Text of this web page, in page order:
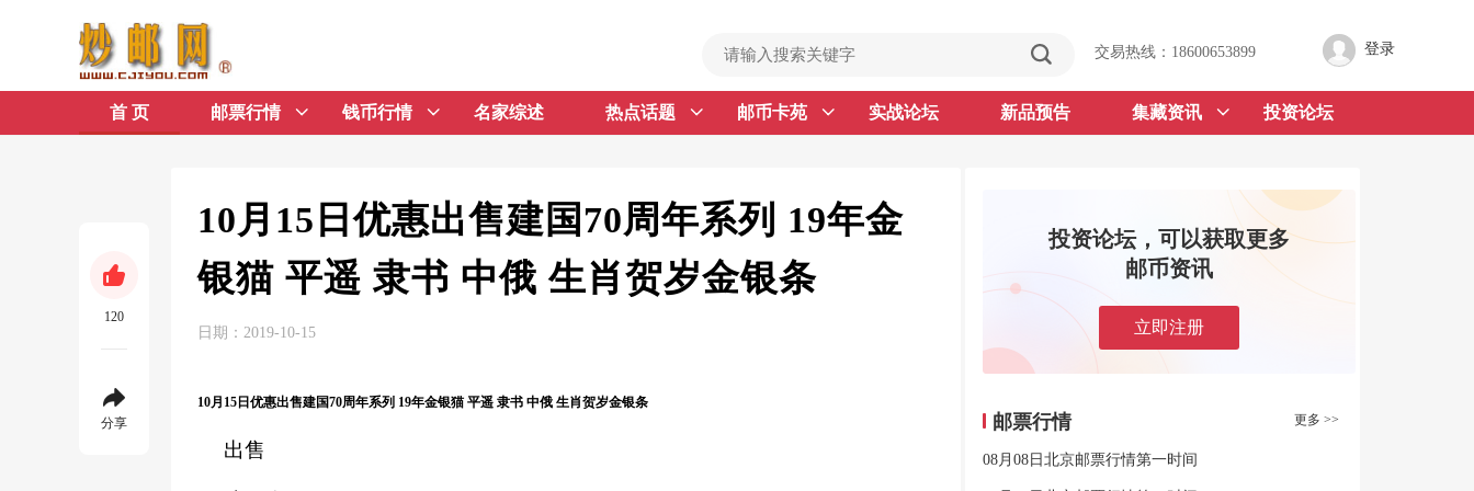
登录
交易热线：18600653899
首 页
钱币行情
热点话题
首 页 邮票行情 钱币行情 名家综述 热点话题 邮币卡苑 实战论坛 新品预告 集藏资讯 投资论坛
120
分享
10月15日优惠出售建国70周年系列 19年金
银猫 平遥 隶书 中俄 生肖贺岁金银条
日期：2019-10-15
10月15日优惠出售建国70周年系列 19年金银猫 平遥 隶书 中俄 生肖贺岁金银条
出售
投资论坛，可以获取更多
邮币资讯
立即注册
邮票行情 更多 >>
08月08日北京邮票行情第一时间